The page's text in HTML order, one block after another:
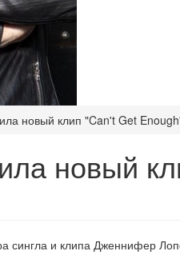
новый клип "Can't Get
новый
сингла и клипа Дженнифер